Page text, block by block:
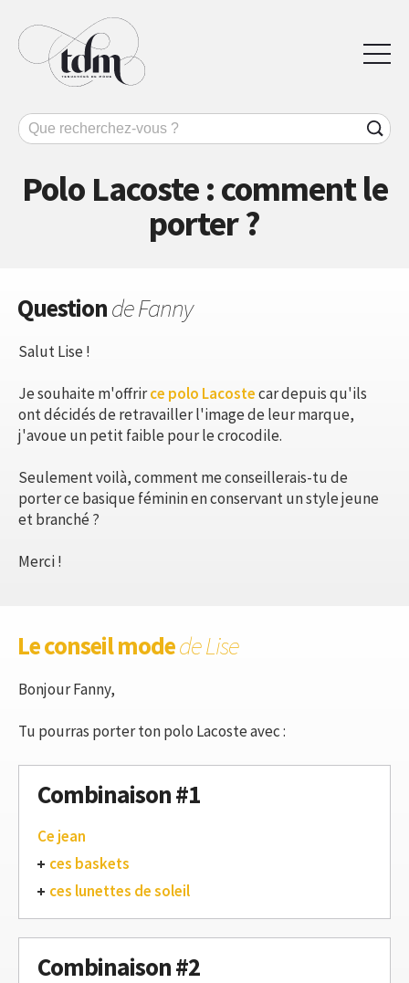
Polo Lacoste : comment le
porter ?
Questionde Fanny
Salut Lise !
Je souhaite m'offrirce polo Lacostecar depuis qu'ils
ont décidés de retravailler l'image de leur marque,
j'avoue un petit faible pour le crocodile.
Seulement voilà, comment me conseillerais-tu de
porter ce basique féminin en conservant un style jeune
et branché ?
Merci !
Le conseil modede Lise
Bonjour Fanny,
Tu pourras porter ton polo Lacoste avec :
Combinaison #1
Ce jean
ces baskets
ces lunettes de soleil
Combinaison #2